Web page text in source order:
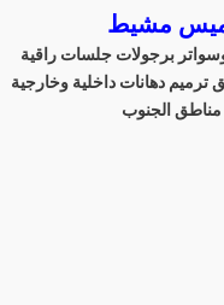
مشيط
برجولات جلسات راقية
ترميم دهانات داخلية وخارجية
الجنوب